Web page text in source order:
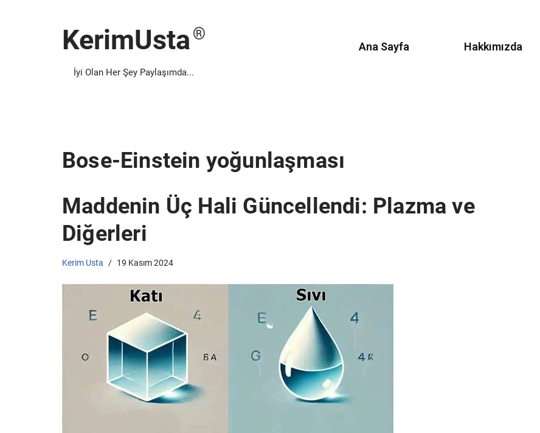
KerimUsta
İyi Olan Her Şey Paylaşımda...
Ana Sayfa Hakkımızda
Bose-Einstein yoğunlaşması
Maddenin Üç Hali Güncellendi: Plazma ve
Diğerleri
Kerim Usta 19 Kasım 2024